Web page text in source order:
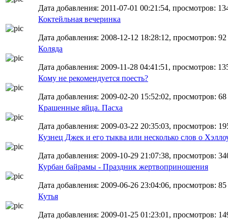
Дата добавления: 2011-07-01 00:21:54, просмотров:
Коктейльная вечеринка
Дата добавления: 2008-12-12 18:28:12, просмотров: 92
Коляда
Дата добавления: 2009-11-28 04:41:51, просмотров:
Кому не рекомендуется поесть?
Дата добавления: 2009-02-20 15:52:02, просмотров: 68
Крашенные яйца. Пасха
Дата добавления: 2009-03-22 20:35:03, просмотров:
Кузнец Джек и его тыква или несколько слов о
Дата добавления: 2009-10-29 21:07:38, просмотров:
Курбан байрамы - Праздник жертвоприношения
Дата добавления: 2009-06-26 23:04:06, просмотров: 85
Кутья
Дата добавления: 2009-01-25 01:23:01, просмотров: